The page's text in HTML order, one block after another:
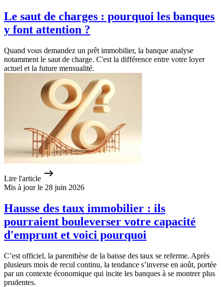
Le saut de charges : pourquoi les banques
y font attention ?
Quand vous demandez un prêt immobilier, la banque analyse
notamment le saut de charge. C'est la différence entre votre loyer
actuel et la future mensualité.
Lire l'article
Mis à jour le 28 juin 2026
Hausse des taux immobilier : ils
pourraient bouleverser votre capacité
d'emprunt et voici pourquoi
C’est officiel, la parenthèse de la baisse des taux se referme. Après
plusieurs mois de recul continu, la tendance s’inverse en août, portée
par un contexte économique qui incite les banques à se montrer plus
prudentes.